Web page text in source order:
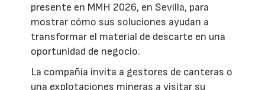
presente en MMH 2026, en Sevilla, para
mostrar cómo sus soluciones ayudan a
transformar el material de descarte en una
oportunidad de negocio.
La compañía invita a gestores de canteras o
una explotaciones mineras a visitar su